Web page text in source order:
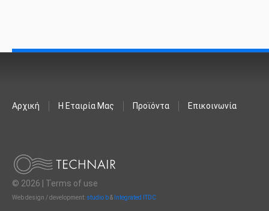
Αρχική Η Εταιρία Μας Προϊόντα Επικοινωνία
© 2026 | Terms of use
Web design / development: studio b& Integrated ITDC